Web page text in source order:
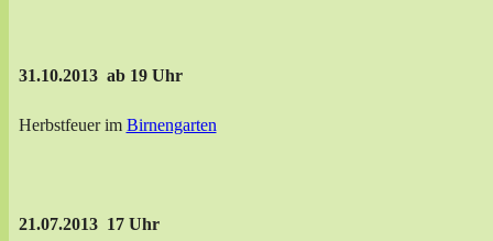
31.10.2013 ab 19Uhr
Herbstfeuer im Birnengarten
21.07.2013 17 Uhr